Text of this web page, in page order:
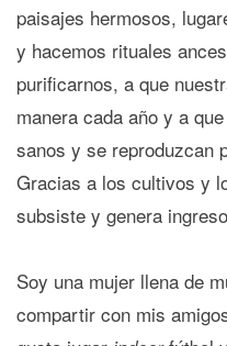
paisajes hermosos,
y hacemos rituales
purificarnos, a que
manera cada año y a
sanos y se reproduzcan
Gracias a los cultivos y
subsiste y genera
Soy una mujer llena de
compartir con mis